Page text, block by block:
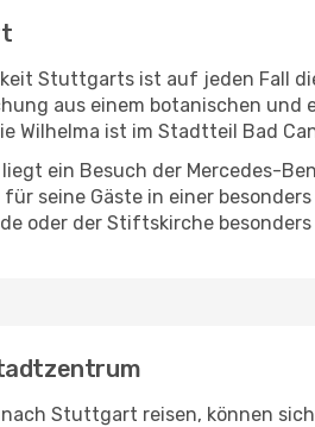
Stuttgarts ist auf jeden Fall
aus einem botanischen
Wilhelma ist im Stadtteil Bad
ein Besuch der Mercedes-
seine Gäste in einer
oder der Stiftskirche
Stuttgart reisen, können